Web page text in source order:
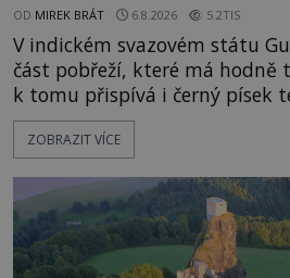
OD MIREK BRÁT 6.8.2026 5.2TIS
V indickém svazovém státu
část pobřeží, které má hodně
k tomu přispívá i černý písek
pláž takové netypické zbarvení? Nakolik
pravdivé historky, že zde
následovat. Vstupujeme na
Surat. Gu
ZOBRAZIT VÍCE